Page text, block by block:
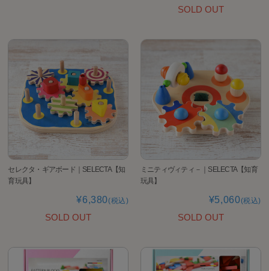
SOLD OUT
セレクタ・ギアボード｜SELECTA【知
育玩具】
¥6,380(税込)
SOLD OUT
ミニティヴィティ－｜SELECTA【知育
玩具】
¥5,060(税込)
SOLD OUT